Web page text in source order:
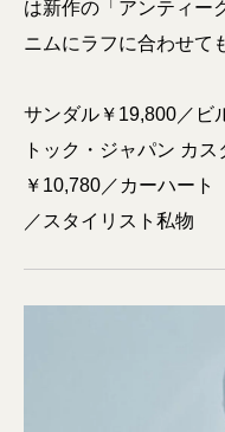
は新作の「アンティー
ニムにラフに合わせて
サンダル￥19,800／ビ
トック・ジャパン カ
￥10,780／カーハー
／スタイリスト私物